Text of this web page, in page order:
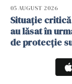
05 AUGUST 2026
Situație
au lăsat în
de protecție